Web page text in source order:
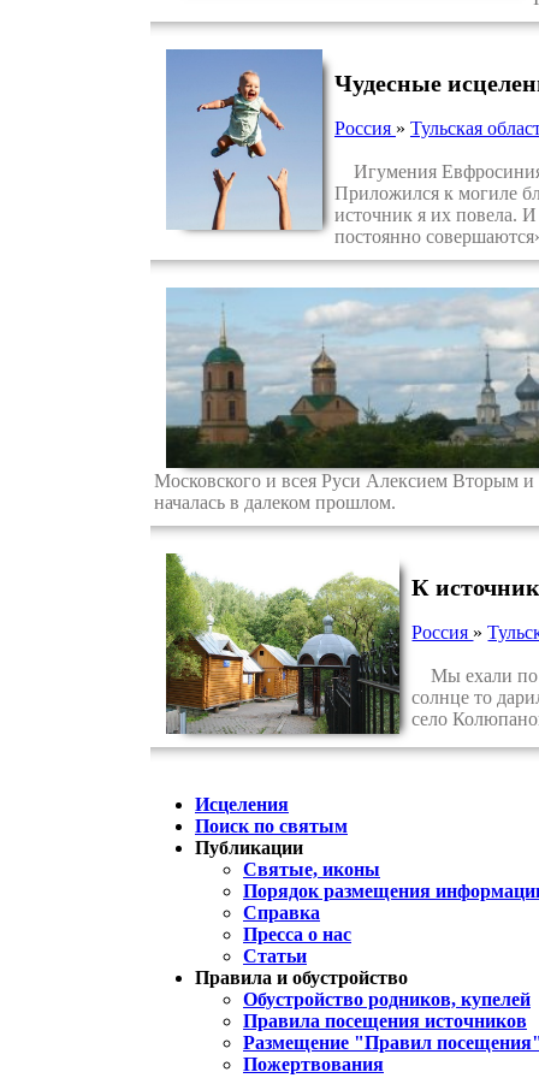
Чудесные
Россия » Тульская
Игумения Евфросиния
Приложился к могиле
источник я их повела. И
постоянно
Московского и всея Руси Алексием Вторым
началась в далеком прошлом.
К
Россия »
Мы ехали по
солнце то
село
Исцеления
Поиск по святым
Публикации
Святые, иконы
Порядок размещения
Справка
Пресса о нас
Статьи
Правила и обустройство
Обустройство родников, купелей
Правила посещения источников
Размещение "Правил
Пожертвования